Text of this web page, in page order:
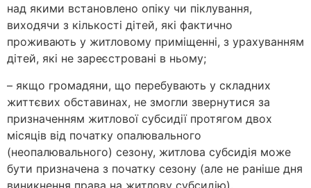
над якими встановлено опіку чи піклування,
виходячи з кількості дітей, які фактично
проживають у житловому приміщенні, з урахуванням
дітей, які не зареєстровані в ньому;
– якщо громадяни, що перебувають у складних
життєвих обставинах, не змогли звернутися за
призначенням житлової субсидії протягом двох
місяців від початку опалювального
(неопалювального) сезону, житлова субсидія може
бути призначена з початку сезону (але не раніше дня
виникнення права на житлову субсидію).